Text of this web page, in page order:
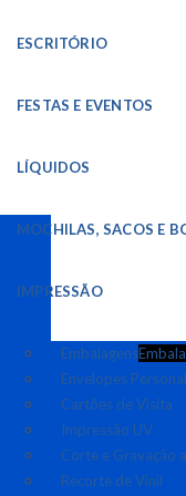
ESCRITÓRIO
FESTAS E EVENTOS
LÍQUIDOS
MOCHILAS, SACOS E
IMPRESSÃO
Embalagens
Envelopes
Cartões de Visita
Impressão UV
Corte e Gravação
Recorte de Vinil